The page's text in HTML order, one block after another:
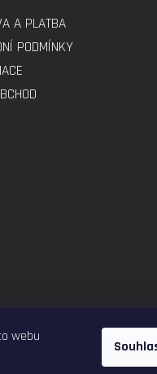
webu
A PLATBA
PODMÍNKY